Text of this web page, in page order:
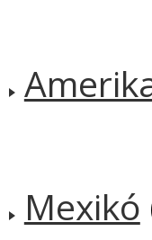
Mexikó